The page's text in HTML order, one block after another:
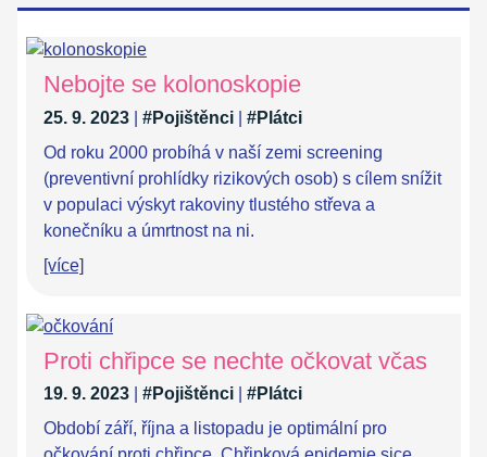
Nebojte se kolonoskopie
25. 9. 2023 #Pojištěnci
#Plátci
Od roku 2000 probíhá v naší zemi screening
(preventivní prohlídky rizikových osob) s cílem snížit
v populaci výskyt rakoviny tlustého střeva a
konečníku a úmrtnost na ni.
[více]
Proti chřipce se nechte očkovat včas
19. 9. 2023 #Pojištěnci
#Plátci
Období září, října a listopadu je optimální pro